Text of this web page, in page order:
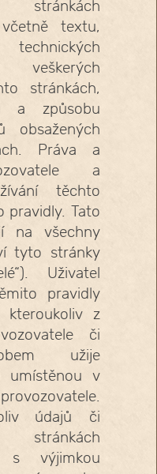
textu,
veškerých
stránkách,
a způsobu
obsažených
Práva a
a
těchto
pravidly. Tato
na všechny
tyto stránky
Uživatel
pravidly
z
či
užije
umístěnou v
údajů či
s výjimkou